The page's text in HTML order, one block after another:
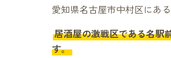
愛知県名古屋市中村区にある
居酒屋の激戦区である名駅
す。